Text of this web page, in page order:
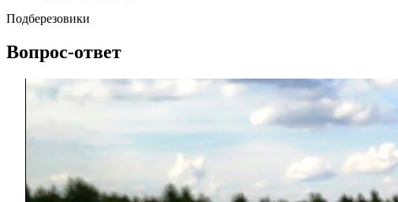
Подберезовики
Вопрос-ответ